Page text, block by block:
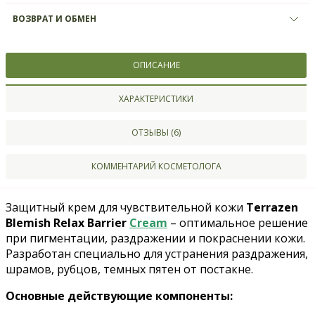
ВОЗВРАТ И ОБМЕН
ОПИСАНИЕ
ХАРАКТЕРИСТИКИ
ОТЗЫВЫ (6)
КОММЕНТАРИЙ КОСМЕТОЛОГА
Защитный крем для чувствительной кожи Terrazen
Blemish Relax Barrier Cream – оптимальное решение
при пигментации, раздражении и покраснении кожи.
Разработан специально для устранения раздражения,
шрамов, рубцов, темных пятен от постакне.
Основные действующие компоненты: